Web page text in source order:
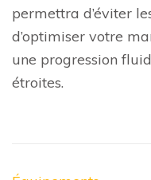
permettra d’éviter
d’optimiser votre
une progression
étroites.